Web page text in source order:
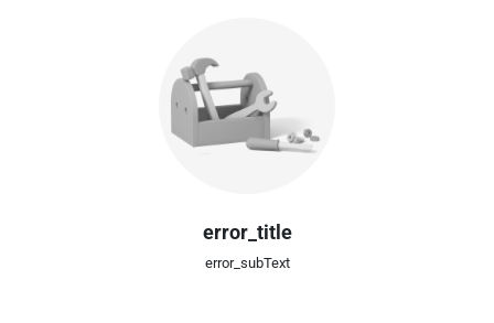
error_title
error_subText